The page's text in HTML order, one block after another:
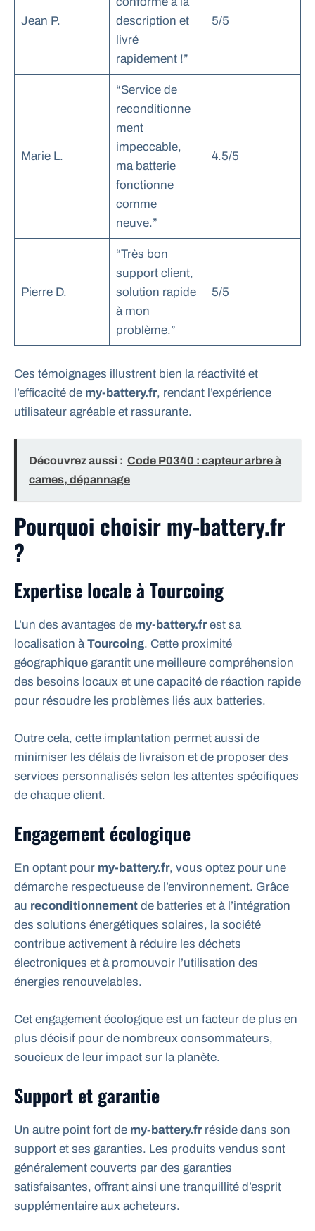
Jean P.
description et
livré
rapidement !”
5/5
Marie L.
“Service de
reconditionne
ment
impeccable,
ma batterie
fonctionne
comme
neuve.”
4.5/5
Pierre D.
“Très bon
support client,
solution rapide
à mon
problème.”
5/5
Ces témoignages illustrent bien la réactivité et
l’efficacité de my-battery.fr, rendant l’expérience
utilisateur agréable et rassurante.
Découvrez aussi : Code P0340 : capteur arbre à
cames, dépannage
Pourquoi choisir my-battery.fr
?
Expertise locale à Tourcoing
L’un des avantages de my-battery.frest sa
localisation àTourcoing. Cette proximité
géographique garantit une meilleure compréhension
des besoins locaux et une capacité de réaction rapide
pour résoudre les problèmes liés aux batteries.
Outre cela, cette implantation permet aussi de
minimiser les délais de livraison et de proposer des
services personnalisés selon les attentes spécifiques
de chaque client.
Engagement écologique
En optant pour my-battery.fr, vous optez pour une
démarche respectueuse de l’environnement. Grâce
au reconditionnement de batteries et à l’intégration
des solutions énergétiques solaires, la société
contribue activement à réduire les déchets
électroniques et à promouvoir l’utilisation des
énergies renouvelables.
Cet engagement écologique est un facteur de plus en
plus décisif pour de nombreux consommateurs,
soucieux de leur impact sur la planète.
Support et garantie
Un autre point fort de my-battery.frréside dans son
support et ses garanties. Les produits vendus sont
généralement couverts par des garanties
satisfaisantes, offrant ainsi une tranquillité d’esprit
supplémentaire aux acheteurs.